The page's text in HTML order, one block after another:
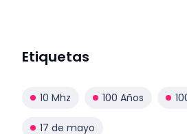
Etiquetas
10 Mhz 100 Años
17 de mayo